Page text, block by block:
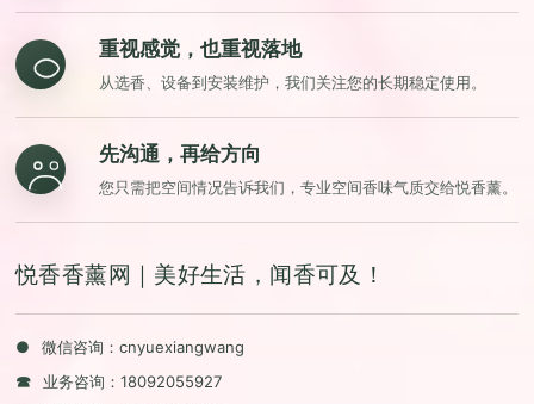
重视感觉，也重视落地
从选香、设备到安装维护，我们关注您的长期稳定使用。
先沟通，再给方向
您只需把空间情况告诉我们，专业空间香味气质交给悦香薰。
悦香香薰网｜美好生活，闻香可及！
●
微信咨询：cnyuexiangwang
☎
业务咨询： 18092055927